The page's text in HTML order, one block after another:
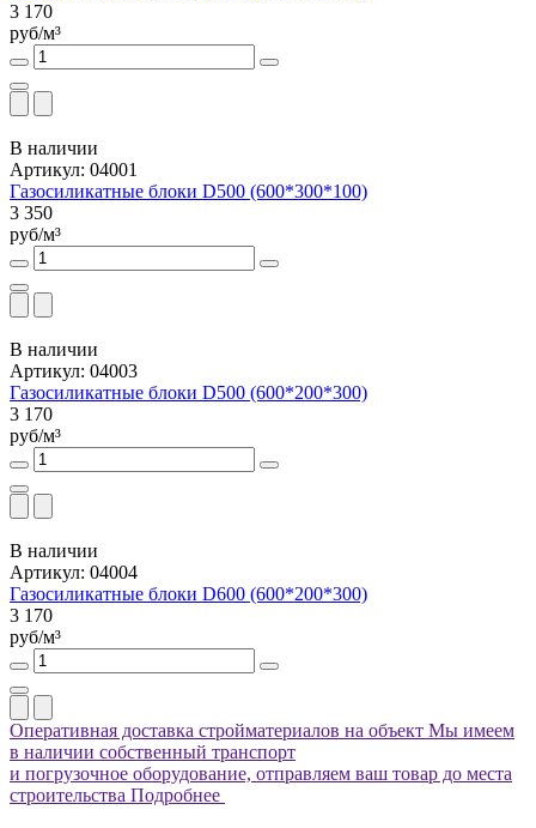
3 170
руб/м³
В наличии
Артикул: 04001
Газосиликатные блоки D500 (600*300*100)
3 350
руб/м³
В наличии
Артикул: 04003
Газосиликатные блоки D500 (600*200*300)
3 170
руб/м³
В наличии
Артикул: 04004
Газосиликатные блоки D600 (600*200*300)
3 170
руб/м³
Оперативная доставка стройматериалов на объект Мы имеем
в наличии собственный транспорт
и погрузочное оборудование, отправляем ваш товар до места
строительства Подробнее